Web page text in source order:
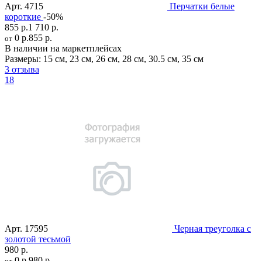
Арт. 4715
Перчатки белые
короткие -50%
855 р.1 710 р.
от 0 р.855 р.
В наличии на маркетплейсах
Размеры: 15 см, 23 см, 26 см, 28 см, 30.5 см, 35 см
3 отзыва
18
Арт. 17595
Черная треуголка с
золотой тесьмой
980 р.